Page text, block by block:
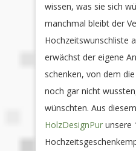
wissen, was sie sich
manchmal bleibt der
Hochzeitswunschliste
erwächst der eigene
schenken, von dem
noch gar nicht
wünschten. Aus
HolzDesignPur unsere